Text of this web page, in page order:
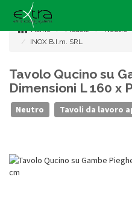
Home Prodotti Neutro
INOX B.I.m. SRL
Tavolo Qucino su
Dimensioni L 160 x
Neutro Tavoli da lavoro